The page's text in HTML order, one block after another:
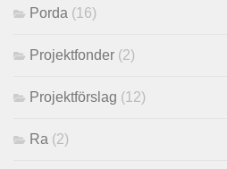
Porda (16)
Projektfonder (2)
Projektförslag (12)
Ra (2)